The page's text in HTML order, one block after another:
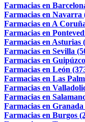
Farmacias en
Farmacias en Navarra
Farmacias en A
Farmacias en
Farmacias en Asturias
Farmacias en Sevilla
Farmacias en
Farmacias en León
Farmacias en Las
Farmacias en
Farmacias en
Farmacias en Granada
Farmacias en Burgos